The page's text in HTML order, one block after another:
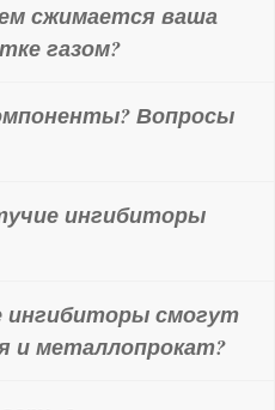
сжимается ваша
газом?
Вопросы
ингибиторы
ингибиторы смогут
и металлопрокат?